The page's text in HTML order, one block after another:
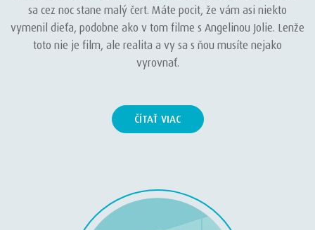
sa cez noc stane malý čert. Máte pocit, že vám asi niekto
vymenil dieťa, podobne ako v tom filme s Angelinou Jolie. Lenže
toto nie je film, ale realita a vy sa s ňou musíte nejako
vyrovnať.
ČÍTAŤ VIAC